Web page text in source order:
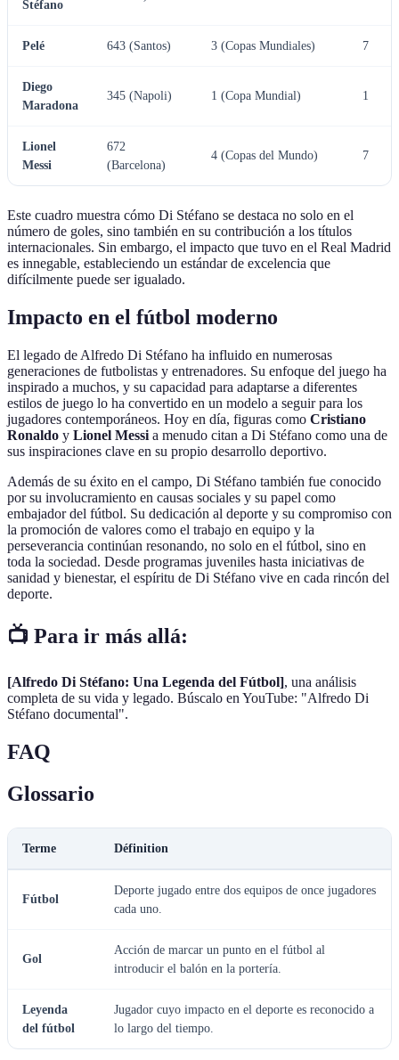
Stéfano
Pelé 643 (Santos) 3 (Copas Mundiales) 7
Diego
Maradona
345 (Napoli) 1 (Copa Mundial) 1
Lionel
Messi
672
(Barcelona)
4 (Copas del Mundo) 7
Este cuadro muestra cómo Di Stéfano se destaca no solo en el
número de goles, sino también en su contribución a los títulos
internacionales. Sin embargo, el impacto que tuvo en el Real Madrid
es innegable, estableciendo un estándar de excelencia que
difícilmente puede ser igualado.
Impacto en el fútbol moderno
El legado de Alfredo Di Stéfano ha influido en numerosas
generaciones de futbolistas y entrenadores. Su enfoque del juego ha
inspirado a muchos, y su capacidad para adaptarse a diferentes
estilos de juego lo ha convertido en un modelo a seguir para los
jugadores contemporáneos. Hoy en día, figuras como Cristiano
Ronaldo y Lionel Messi a menudo citan a Di Stéfano como una de
sus inspiraciones clave en su propio desarrollo deportivo.
Además de su éxito en el campo, Di Stéfano también fue conocido
por su involucramiento en causas sociales y su papel como
embajador del fútbol. Su dedicación al deporte y su compromiso con
la promoción de valores como el trabajo en equipo y la
perseverancia continúan resonando, no solo en el fútbol, sino en
toda la sociedad. Desde programas juveniles hasta iniciativas de
sanidad y bienestar, el espíritu de Di Stéfano vive en cada rincón del
deporte.
📺 Para ir más allá:
[Alfredo Di Stéfano: Una Legenda del Fútbol], una análisis
completa de su vida y legado. Búscalo en YouTube: "Alfredo Di
Stéfano documental".
FAQ
Glossario
Terme Définition
Fútbol
Deporte jugado entre dos equipos de once jugadores
cada uno.
Gol
Acción de marcar un punto en el fútbol al
introducir el balón en la portería.
Leyenda
del fútbol
Jugador cuyo impacto en el deporte es reconocido a
lo largo del tiempo.